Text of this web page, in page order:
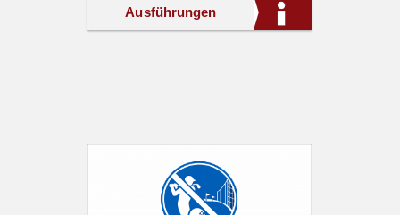
Ausführungen